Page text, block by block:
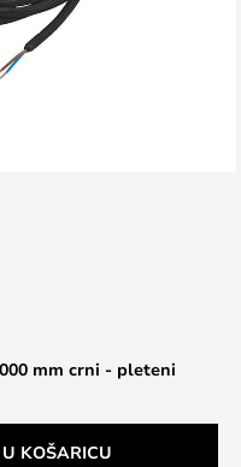
mm crni - pleteni
KOŠARICU